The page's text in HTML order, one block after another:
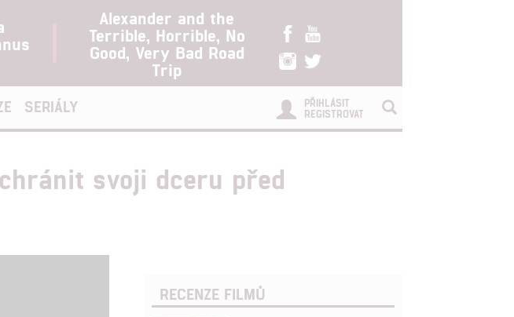
Alexander and the
Terrible, Horrible, No
Good, Very Bad Road
Trip
SERIÁLY
PŘIHLÁSIT
REGISTROVAT
svoji dceru před
RECENZE FILMŮ